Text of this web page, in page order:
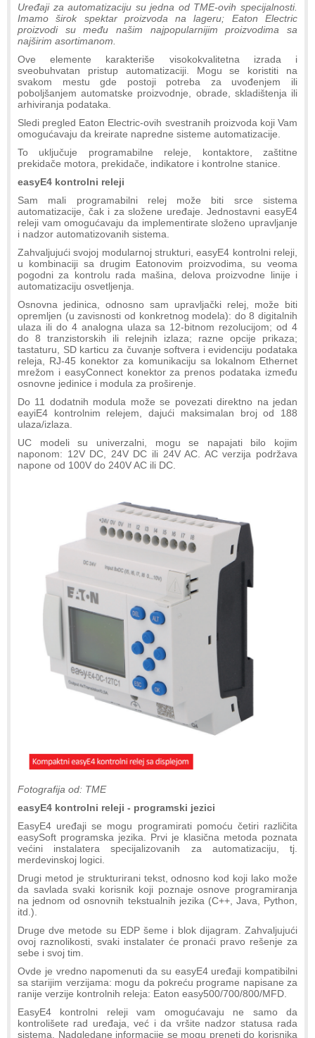
Uređaji za automatizaciju su jedna od TME-ovih specijalnosti.
Imamo širok spektar proizvoda na lageru; Eaton Electric
proizvodi su među našim najpopularnijim proizvodima sa
najširim asortimanom.
Ove elemente karakteriše visokokvalitetna izrada i
sveobuhvatan pristup automatizaciji. Mogu se koristiti na
svakom mestu gde postoji potreba za uvođenjem ili
poboljšanjem automatske proizvodnje, obrade, skladištenja ili
arhiviranja podataka.
Sledi pregled Eaton Electric-ovih svestranih proizvoda koji Vam
omogućavaju da kreirate napredne sisteme automatizacije.
To uključuje programabilne releje, kontaktore, zaštitne
prekidače motora, prekidače, indikatore i kontrolne stanice.
easyE4 kontrolni releji
Sam mali programabilni relej može biti srce sistema
automatizacije, čak i za složene uređaje. Jednostavni easyE4
releji vam omogućavaju da implementirate složeno upravljanje
i nadzor automatizovanih sistema.
Zahvaljujući svojoj modularnoj strukturi, easyE4 kontrolni releji,
u kombinaciji sa drugim Eatonovim proizvodima, su veoma
pogodni za kontrolu rada mašina, delova proizvodne linije i
automatizaciju osvetljenja.
Osnovna jedinica, odnosno sam upravljački relej, može biti
opremljen (u zavisnosti od konkretnog modela): do 8 digitalnih
ulaza ili do 4 analogna ulaza sa 12-bitnom rezolucijom; od 4
do 8 tranzistorskih ili relejnih izlaza; razne opcije prikaza;
tastaturu, SD karticu za čuvanje softvera i evidenciju podataka
releja, RJ-45 konektor za komunikaciju sa lokalnom Ethernet
mrežom i easyConnect konektor za prenos podataka između
osnovne jedinice i modula za proširenje.
Do 11 dodatnih modula može se povezati direktno na jedan
eayiE4 kontrolnim relejem, dajući maksimalan broj od 188
ulaza/izlaza.
UC modeli su univerzalni, mogu se napajati bilo kojim
naponom: 12V DC, 24V DC ili 24V AC. AC verzija podržava
napone od 100V do 240V AC ili DC.
Fotografija od: TME
easyE4 kontrolni releji - programski jezici
EasyE4 uređaji se mogu programirati pomoću četiri različita
easySoft programska jezika. Prvi je klasična metoda poznata
većini instalatera specijalizovanih za automatizaciju, tj.
merdevinskoj logici.
Drugi metod je strukturirani tekst, odnosno kod koji lako može
da savlada svaki korisnik koji poznaje osnove programiranja
na jednom od osnovnih tekstualnih jezika (C++, Java, Python,
itd.).
Druge dve metode su EDP šeme i blok dijagram. Zahvaljujući
ovoj raznolikosti, svaki instalater će pronaći pravo rešenje za
sebe i svoj tim.
Ovde je vredno napomenuti da su easyE4 uređaji kompatibilni
sa starijim verzijama: mogu da pokreću programe napisane za
ranije verzije kontrolnih releja: Eaton easy500/700/800/MFD.
EasyE4 kontrolni releji vam omogućavaju ne samo da
kontrolišete rad uređaja, već i da vršite nadzor statusa rada
sistema. Nadgledane informacije se mogu preneti do korisnika